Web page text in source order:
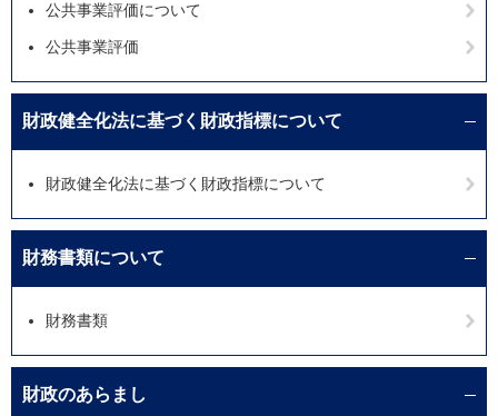
公共事業評価について
公共事業評価
財政健全化法に基づく財政指標について
財政健全化法に基づく財政指標について
財務書類について
財務書類
財政のあらまし